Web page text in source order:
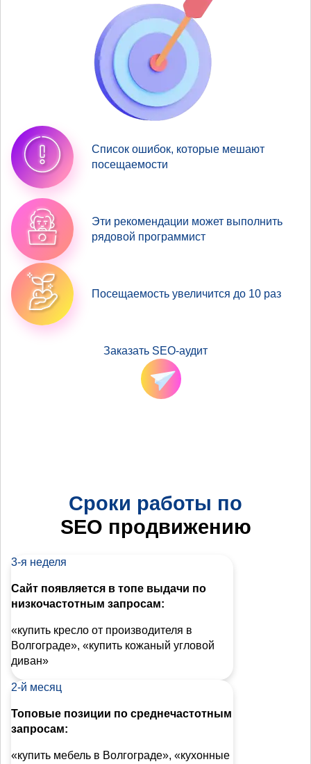
Список ошибок, которые мешают
посещаемости
Эти рекомендации может выполнить
рядовой программист
Посещаемость увеличится до 10 раз
Заказать SEO-аудит
Сроки работы по
SEO продвижению
3-я неделя
Сайт появляется в топе выдачи по
низкочастотным запросам:
«купить кресло от производителя в
Волгограде», «купить кожаный угловой
диван»
2-й месяц
Топовые позиции по среднечастотным
запросам:
«купить мебель в Волгограде», «кухонные